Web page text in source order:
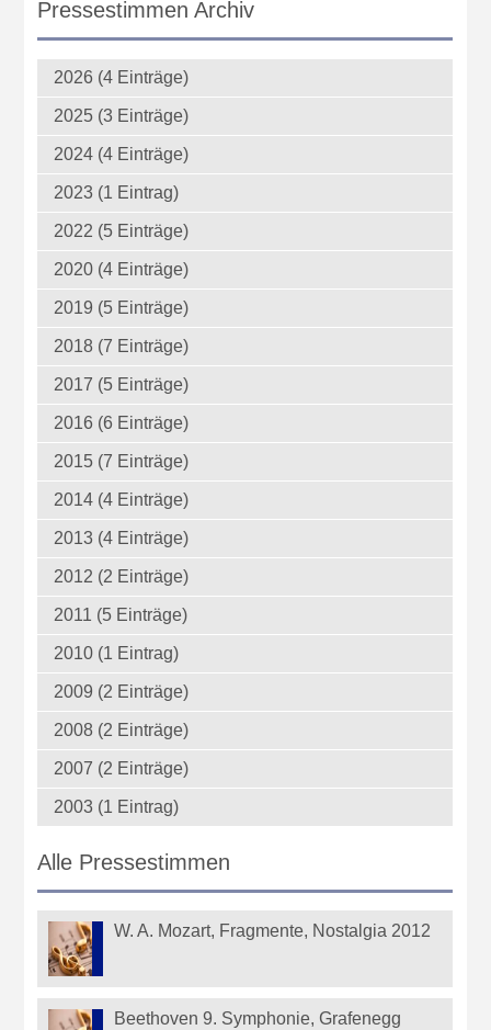
Pressestimmen Archiv
2026 (4 Einträge)
2025 (3 Einträge)
2024 (4 Einträge)
2023 (1 Eintrag)
2022 (5 Einträge)
2020 (4 Einträge)
2019 (5 Einträge)
2018 (7 Einträge)
2017 (5 Einträge)
2016 (6 Einträge)
2015 (7 Einträge)
2014 (4 Einträge)
2013 (4 Einträge)
2012 (2 Einträge)
2011 (5 Einträge)
2010 (1 Eintrag)
2009 (2 Einträge)
2008 (2 Einträge)
2007 (2 Einträge)
2003 (1 Eintrag)
Alle Pressestimmen
W. A. Mozart, Fragmente, Nostalgia 2012
Beethoven 9. Symphonie, Grafenegg